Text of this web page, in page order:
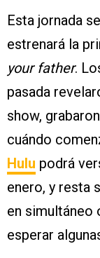
Esta jornada
estrenará la
your father.
pasada
show,
cuándo
Hulu podrá
enero, y resta
en simultáneo
esperar